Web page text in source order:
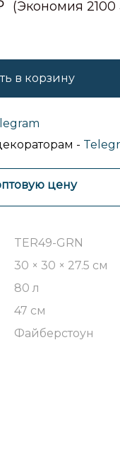
(Экономия 2100
в корзину
-
цену
TER49-GRN
30 × 30 × 27.5 см
80 л
47 см
Файберстоун